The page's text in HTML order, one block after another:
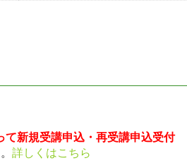
て新規受講申込・再受講申込受付
詳しくはこちら